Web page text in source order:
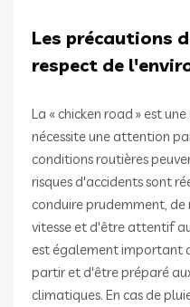
Les précautions
respect de
La « chicken road » est
nécessite une attention
conditions routières
risques d'accidents sont
conduire prudemment,
vitesse et d'être attentif
est également important
partir et d'être préparé
climatiques. En cas de